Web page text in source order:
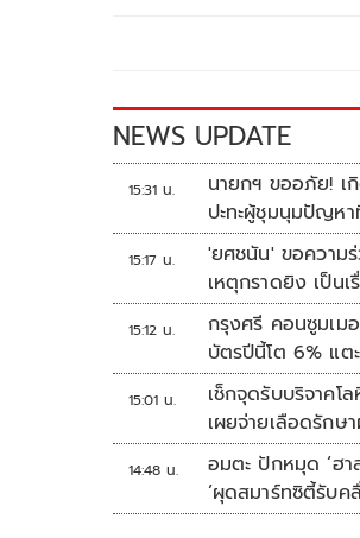
NEWS UPDATE
15:31 น.
นายกฯ ขออภัย! เ
ปะทะผู้ชุมนุมปัญห
กันแล้ว
15:17 น.
'ยศชนัน' ขอความ
เหตุกราดยิง เป็นเ
ทั้งประเทศ
15:12 น.
กรุงศรี คอนซูมเม
บัตรปีนี้โต 6% แต
15:01 น.
เช็กจุดรับบริจาคโ
เผยจ่ายเลือดรักษ
ยิงแล้ว 148 ยูนิต
14:48 น.
อมตะ ปักหมุด ‘ฮา
’ผุดสมาร์ทซิตี้รับ